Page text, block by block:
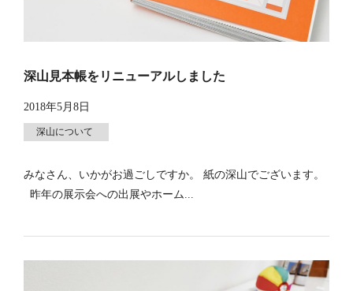
深山見本帳をリニューアルしました
2018年5月8日
深山について
みなさん、いかがお過ごしですか。 紙の深山でございます。
昨年の展示会への出展やホーム...